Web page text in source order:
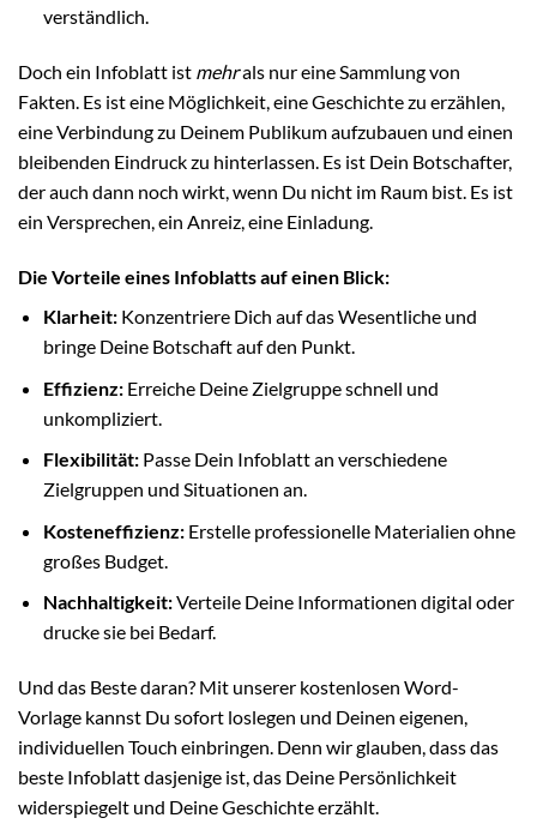
verständlich.
Doch ein Infoblatt ist mehrals nur eine Sammlung von
Fakten. Es ist eine Möglichkeit, eine Geschichte zu erzählen,
eine Verbindung zu Deinem Publikum aufzubauen und einen
bleibenden Eindruck zu hinterlassen. Es ist Dein Botschafter,
der auch dann noch wirkt, wenn Du nicht im Raum bist. Es ist
ein Versprechen, ein Anreiz, eine Einladung.
Die Vorteile eines Infoblatts auf einen Blick:
Klarheit:Konzentriere Dich auf das Wesentliche und
bringe Deine Botschaft auf den Punkt.
Effizienz:Erreiche Deine Zielgruppe schnell und
unkompliziert.
Flexibilität:Passe Dein Infoblatt an verschiedene
Zielgruppen und Situationen an.
Kosteneffizienz:Erstelle professionelle Materialien ohne
großes Budget.
Nachhaltigkeit:Verteile Deine Informationen digital oder
drucke sie bei Bedarf.
Und das Beste daran? Mit unserer kostenlosen Word-
Vorlage kannst Du sofort loslegen und Deinen eigenen,
individuellen Touch einbringen. Denn wir glauben, dass das
beste Infoblatt dasjenige ist, das Deine Persönlichkeit
widerspiegelt und Deine Geschichte erzählt.